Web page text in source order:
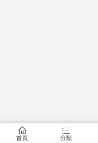
󰂠
首頁
󰂦
分類